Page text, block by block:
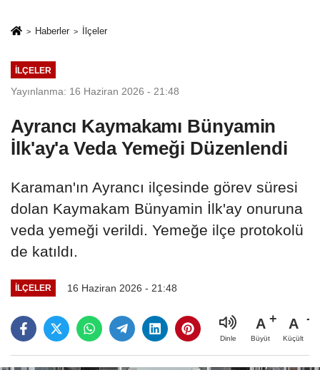
Haberler İlçeler
İLÇELER
Yayınlanma: 16 Haziran 2026 - 21:48
Ayrancı Kaymakamı Bünyamin
İlk'ay'a Veda Yemeği Düzenlendi
Karaman'ın Ayrancı ilçesinde görev süresi
dolan Kaymakam Bünyamin İlk'ay onuruna
veda yemeği verildi. Yemeğe ilçe protokolü
de katıldı.
İLÇELER 16 Haziran 2026 - 21:48
Dinle
A
Büyüt
A
Küçült